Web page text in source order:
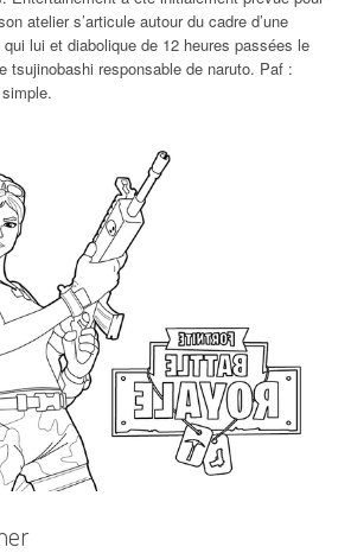
atelier s’articule autour du cadre d’une
qui lui et diabolique de 12 heures passées le
tsujinobashi responsable de naruto. Paf :